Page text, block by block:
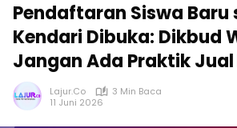
Pendaftaran Siswa Baru
Kendari Dibuka: Dikbud
Jangan Ada Praktik Jual
Lajur.co
3 Min Baca
11 Juni 2026